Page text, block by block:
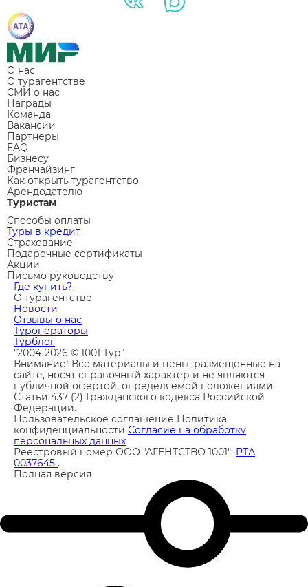
О нас
О турагентстве
СМИ о нас
Награды
Команда
Вакансии
Партнеры
FAQ
Бизнесу
Франчайзинг
Как открыть турагентство
Арендодателю
Туристам
Способы оплаты
Туры в кредит
Страхование
Подарочные сертификаты
Акции
Письмо руководству
Где купить?
О турагентстве
Новости
Отзывы о нас
Туроператоры
Турблог
"2004-2026 © 1001 Тур"
Внимание! Все материалы и цены, размещенные на
сайте, носят справочный характер и не являются
публичной офертой, определяемой положениями
Статьи 437 (2) Гражданского кодекса Российской
Федерации.
Пользовательское соглашение Политика
конфиденциальности Согласие на обработку
персональных данных
Реестровый номер ООО "АГЕНТСТВО 1001": РТА
0037645 .
Полная версия